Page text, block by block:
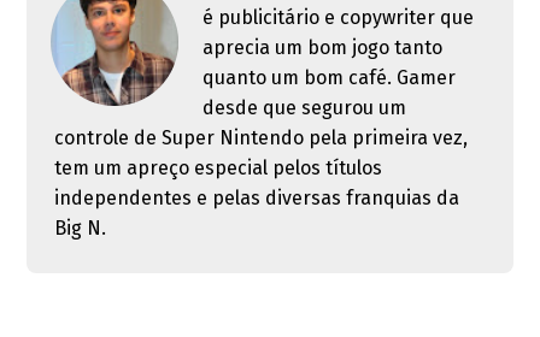
é publicitário e copywriter que
aprecia um bom jogo tanto
quanto um bom café. Gamer
desde que segurou um
controle de Super Nintendo pela primeira vez,
tem um apreço especial pelos títulos
independentes e pelas diversas franquias da
Big N.